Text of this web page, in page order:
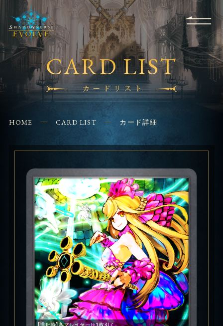
Q&A
EVENT SHOPS
FOR
BEGINNERS
APPLICATION
CONTACT
CARD LIST
カードリスト
HOME CARD LIST カード詳細